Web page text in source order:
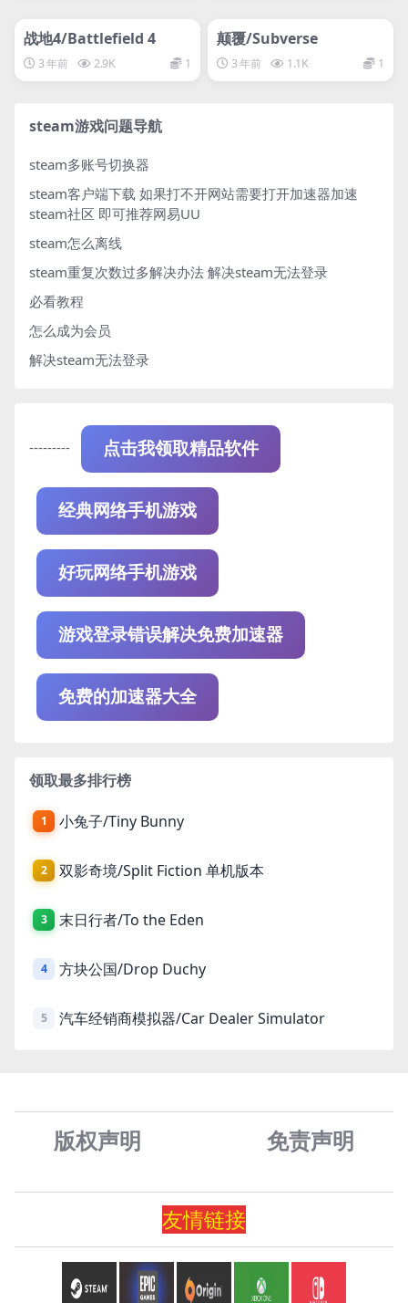
网盘下载游戏
战地4/Battlefield 4
3 年前 2.9K 1
颠覆/Subverse
3 年前 1.1K 1
steam游戏问题导航
steam多账号切换器
steam客户端下载 如果打不开网站需要打开加速器加速
steam社区 即可推荐网易UU
steam怎么离线
steam重复次数过多解决办法 解决steam无法登录
必看教程
怎么成为会员
解决steam无法登录
--------- 点击我领取精品软件
经典网络手机游戏
好玩网络手机游戏
游戏登录错误解决免费加速器
免费的加速器大全
领取最多排行榜
1 小兔子/Tiny Bunny
2 双影奇境/Split Fiction 单机版本
3 末日行者/To the Eden
4 方块公国/Drop Duchy
5 汽车经销商模拟器/Car Dealer Simulator
版权声明 免责声明
友情链接